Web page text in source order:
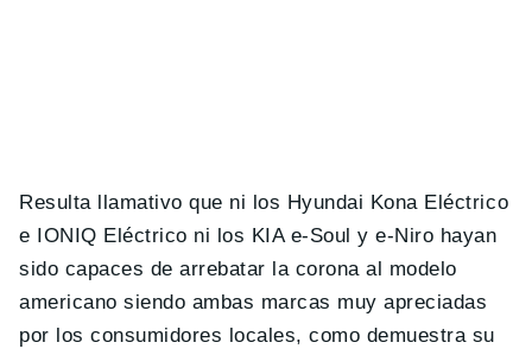
Resulta llamativo que ni los Hyundai Kona Eléctrico
e IONIQ Eléctrico ni los KIA e-Soul y e-Niro hayan
sido capaces de arrebatar la corona al modelo
americano siendo ambas marcas muy apreciadas
por los consumidores locales, como demuestra su